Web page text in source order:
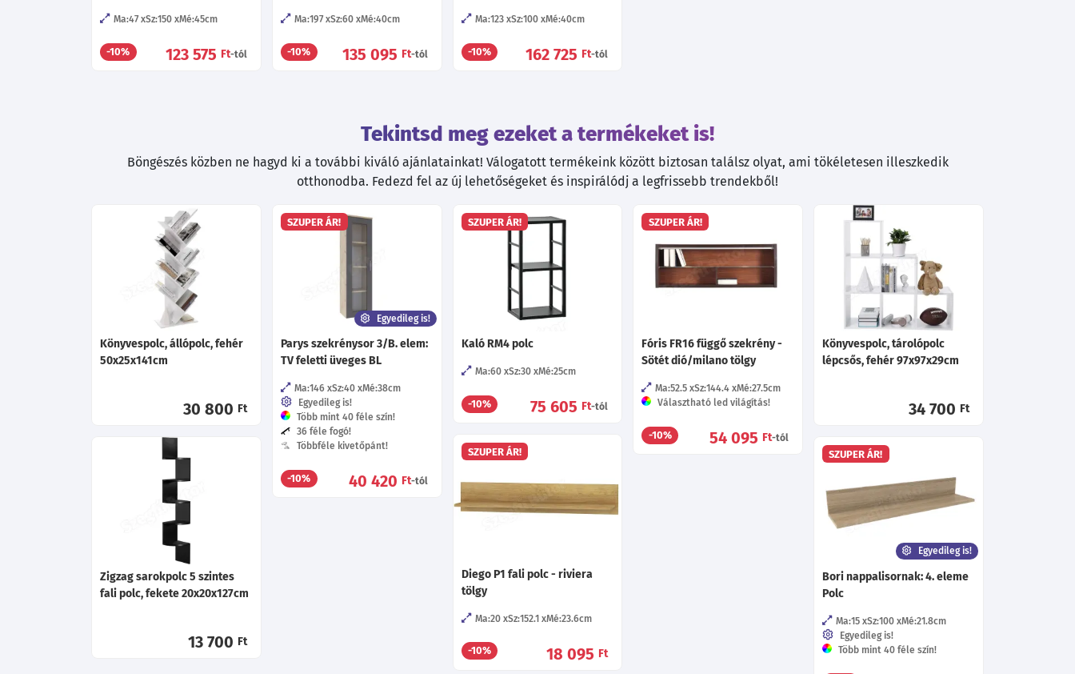
Ma:47 Sz:150 Mé:45cm
-10% 123 575 Ft-tól
Ma:197 Sz:60 Mé:40cm
-10% 135 095 Ft-tól
Ma:123 Sz:100 Mé:40cm
-10% 162 725 Ft-tól
Tekintsd meg ezeket a termékeket is!
Böngészés közben ne hagyd ki a további kiváló ajánlatainkat! Válogatott termékeink között biztosan találsz olyat, ami tökéletesen illeszkedik
otthonodba. Fedezd fel az új lehetőségeket és inspirálódj a legfrissebb trendekből!
Könyvespolc, állópolc, fehér
50x25x141cm
30 800 Ft
SZUPER ÁR!
Egyedileg is!
Parys szekrénysor 3/B. elem:
TV feletti üveges BL
Ma:146 Sz:40 Mé:38cm
Egyedileg is!
Több mint 40 féle szín!
36 féle fogó!
Többféle kivetőpánt!
-10% 40 420 Ft-tól
SZUPER ÁR!
Kaló RM4 polc
Ma:60 Sz:30 Mé:25cm
-10% 75 605 Ft-tól
SZUPER ÁR!
Fóris FR16 függő szekrény -
Sötét dió/milano tölgy
Ma:52.5 Sz:144.4 Mé:27.5cm
Választható led világítás!
-10% 54 095 Ft-tól
Könyvespolc, tárolópolc
lépcsős, fehér 97x97x29cm
34 700 Ft
SZUPER ÁR!
Diego P1 fali polc - riviera
tölgy
Ma:20 Sz:152.1 Mé:23.6cm
-10% 18 095 Ft
Zigzag sarokpolc 5 szintes
fali polc, fekete 20x20x127cm
13 700 Ft
SZUPER ÁR!
Egyedileg is!
Bori nappalisornak: 4. eleme
Polc
Ma:15 Sz:100 Mé:21.8cm
Egyedileg is!
Több mint 40 féle szín!